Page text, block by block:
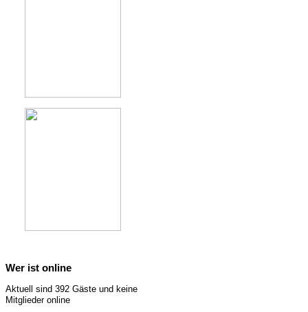
Wer ist online
Aktuell sind 392 Gäste und keine
Mitglieder online